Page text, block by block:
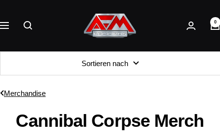
Inhalt
Navigation
AFM
Records
0
Sortieren nach
Merchandise
Cannibal Corpse Merch